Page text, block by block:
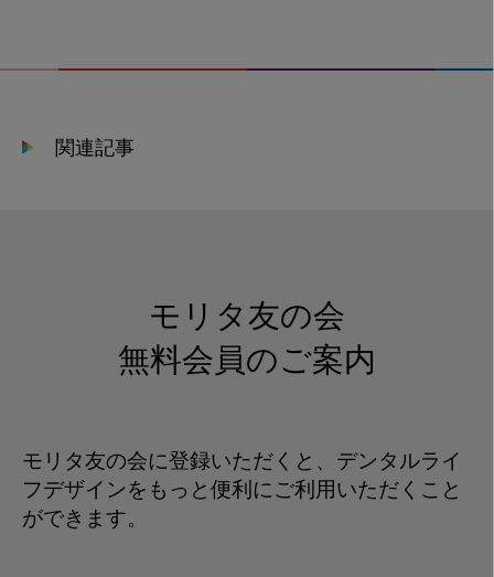
関連記事
モリタ友の会
無料会員のご案内
モリタ友の会に登録いただくと、デンタルライ
フデザインをもっと便利にご利用いただくこと
ができます。